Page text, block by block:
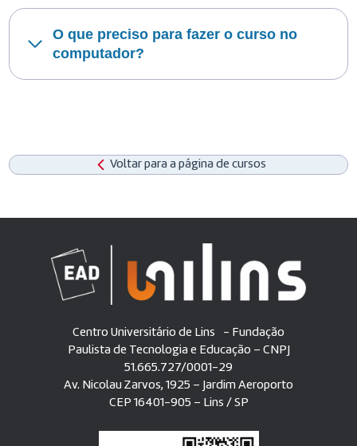
O que preciso para fazer o curso no
computador?
Voltar para a página de cursos
Centro Universitário de Lins - Fundação
Paulista de Tecnologia e Educação – CNPJ
51.665.727/0001-29
Av. Nicolau Zarvos, 1925 – Jardim Aeroporto
CEP 16401-905 – Lins / SP